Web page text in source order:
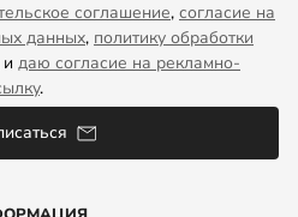
соглашение, согласие на
данных, политику обработки
и даю согласие на рекламно-
.